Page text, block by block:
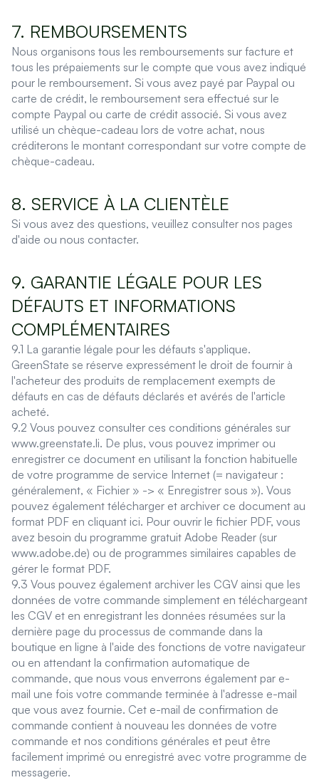
7. REMBOURSEMENTS
Nous organisons tous les remboursements sur facture et
tous les prépaiements sur le compte que vous avez indiqué
pour le remboursement. Si vous avez payé par Paypal ou
carte de crédit, le remboursement sera effectué sur le
compte Paypal ou carte de crédit associé. Si vous avez
utilisé un chèque-cadeau lors de votre achat, nous
créditerons le montant correspondant sur votre compte de
chèque-cadeau.
8. SERVICE À LA CLIENTÈLE
Si vous avez des questions, veuillez consulter nos pages
d'aide ou nous contacter.
9. GARANTIE LÉGALE POUR LES
DÉFAUTS ET INFORMATIONS
COMPLÉMENTAIRES
9.1 La garantie légale pour les défauts s'applique.
GreenState se réserve expressément le droit de fournir à
l'acheteur des produits de remplacement exempts de
défauts en cas de défauts déclarés et avérés de l'article
acheté.
9.2 Vous pouvez consulter ces conditions générales sur
www.greenstate.li. De plus, vous pouvez imprimer ou
enregistrer ce document en utilisant la fonction habituelle
de votre programme de service Internet (= navigateur :
généralement, « Fichier » -> « Enregistrer sous »). Vous
pouvez également télécharger et archiver ce document au
format PDF en cliquant ici. Pour ouvrir le fichier PDF, vous
avez besoin du programme gratuit Adobe Reader (sur
www.adobe.de) ou de programmes similaires capables de
gérer le format PDF.
9.3 Vous pouvez également archiver les CGV ainsi que les
données de votre commande simplement en téléchargeant
les CGV et en enregistrant les données résumées sur la
dernière page du processus de commande dans la
boutique en ligne à l'aide des fonctions de votre navigateur
ou en attendant la confirmation automatique de
commande, que nous vous enverrons également par e-
mail une fois votre commande terminée à l'adresse e-mail
que vous avez fournie. Cet e-mail de confirmation de
commande contient à nouveau les données de votre
commande et nos conditions générales et peut être
facilement imprimé ou enregistré avec votre programme de
messagerie.